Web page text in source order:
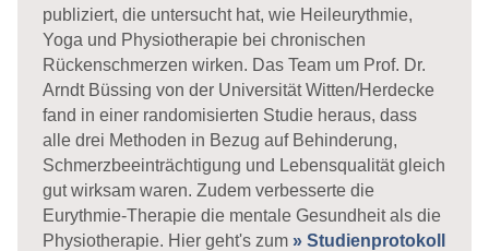
publiziert, die untersucht hat, wie Heileurythmie,
Yoga und Physiotherapie bei chronischen
Rückenschmerzen wirken. Das Team um Prof. Dr.
Arndt Büssing von der Universität Witten/Herdecke
fand in einer randomisierten Studie heraus, dass
alle drei Methoden in Bezug auf Behinderung,
Schmerzbeeinträchtigung und Lebensqualität gleich
gut wirksam waren. Zudem verbesserte die
Eurythmie-Therapie die mentale Gesundheit als die
Physiotherapie. Hier geht's zum » Studienprotokoll